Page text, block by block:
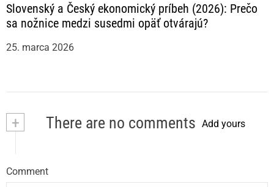
Slovenský a Český ekonomický príbeh (2026): Prečo
sa nožnice medzi susedmi opäť otvárajú?
25. marca 2026
+ There are no comments Add yours
Comment